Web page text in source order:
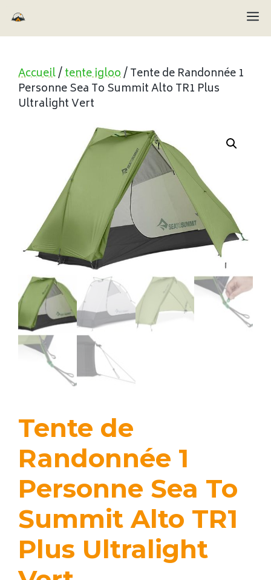
au
contenu
Accueil/tente igloo/ Tente de Randonnée 1
Personne Sea To Summit Alto TR1 Plus
Ultralight Vert
Tente de
Randonnée 1
Personne Sea To
Summit Alto TR1
Plus Ultralight